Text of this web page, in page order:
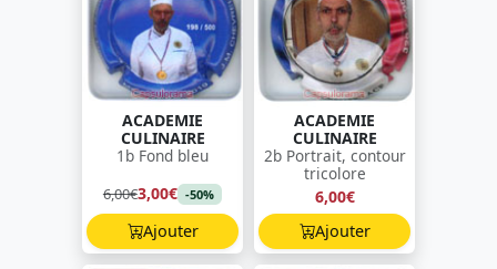
ACADEMIE
CULINAIRE
1b Fond bleu
6,00€3,00€ -50%
Ajouter
ACADEMIE
CULINAIRE
2b Portrait, contour
tricolore
6,00€
Ajouter